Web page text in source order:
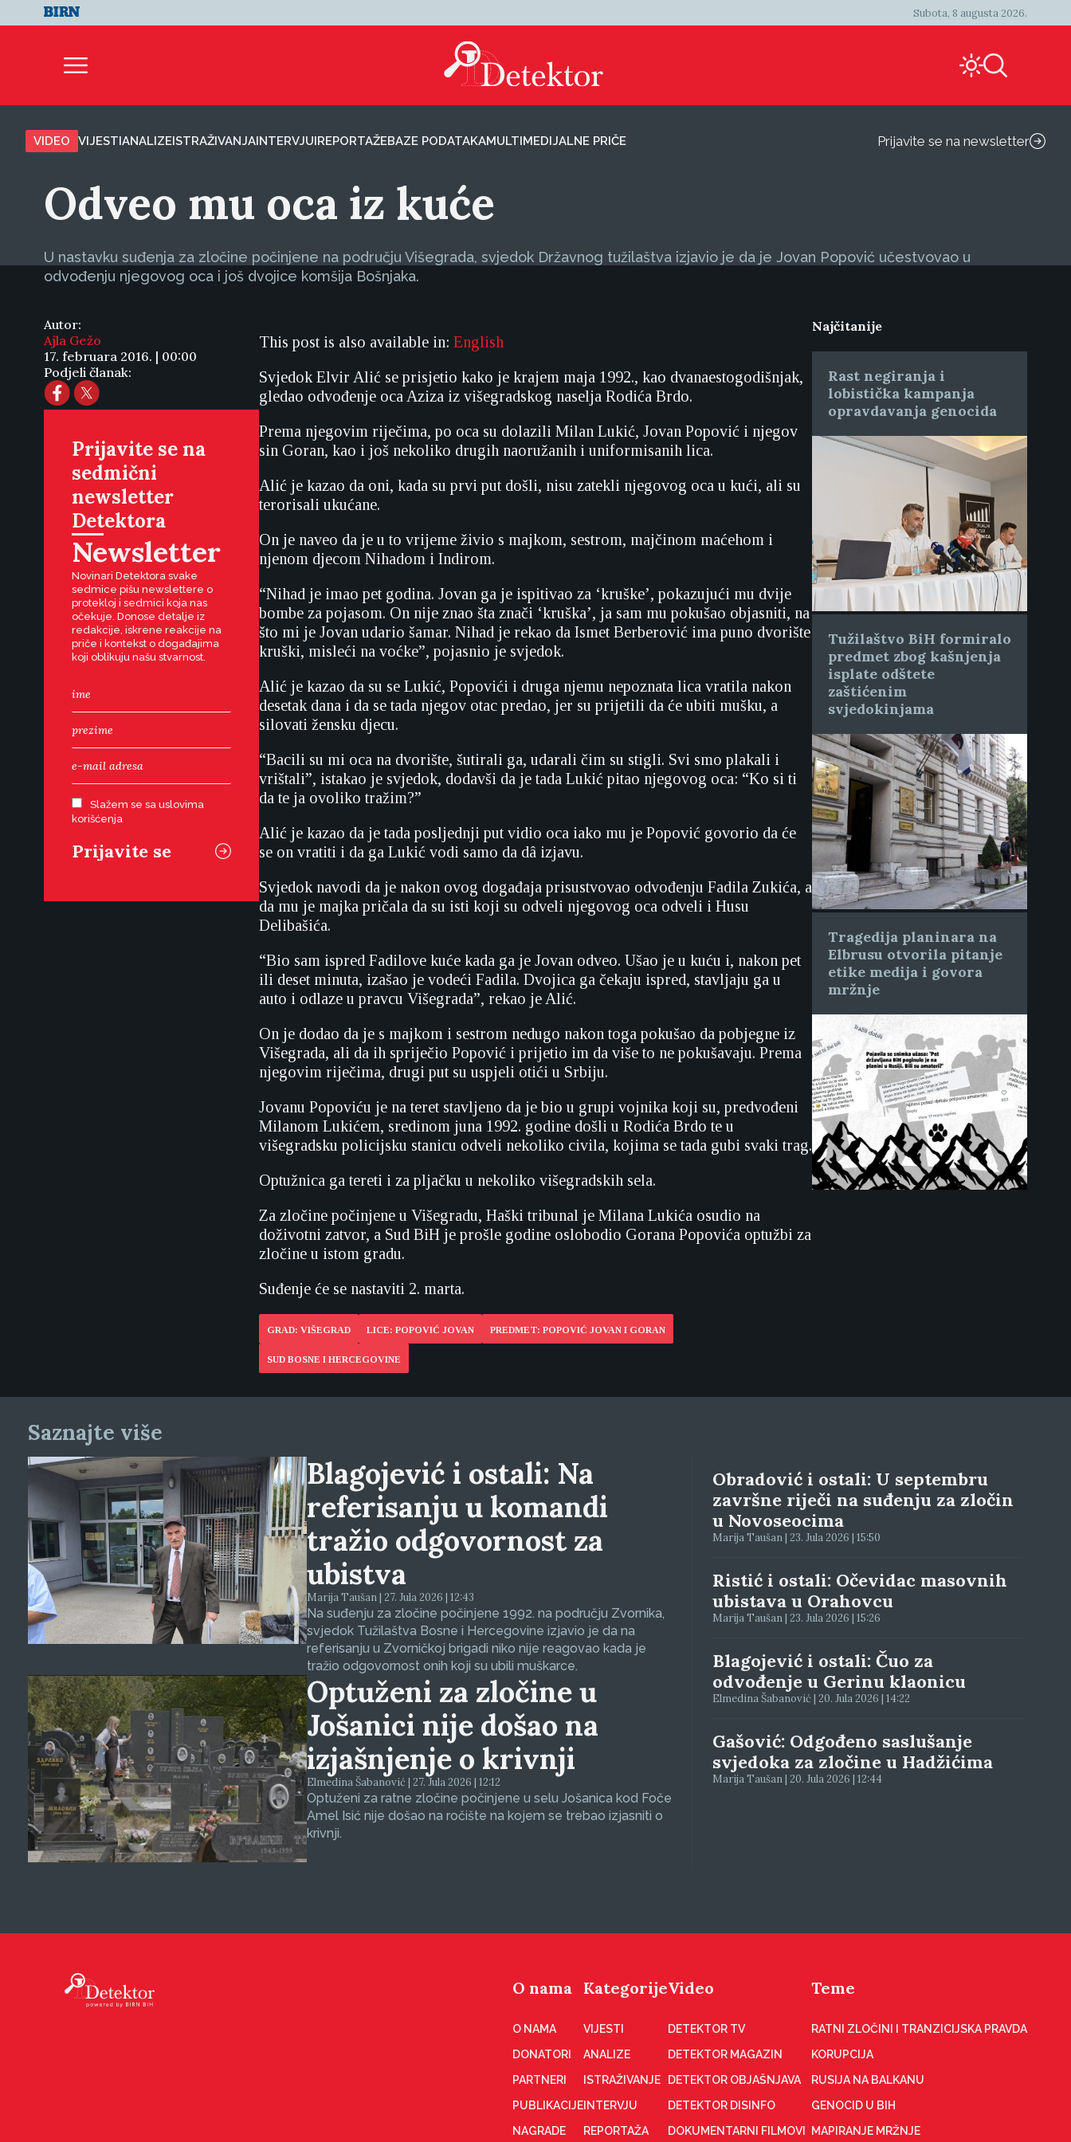
Subota, 8 augusta 2026.
VIDEO VIJESTIANALIZEISTRAŽIVANJAINTERVJUIREPORTAŽEBAZE PODATAKAMULTIMEDIJALNE PRIČE Prijavite se na newsletter
Odveo mu oca iz kuće
U nastavku suđenja za zločine počinjene na području Višegrada, svjedok Državnog tužilaštva izjavio je da je Jovan Popović učestvovao u
odvođenju njegovog oca i još dvojice komšija Bošnjaka.
Autor:
Ajla Gežo
17. februara 2016. | 00:00
Podjeli članak:
Prijavite se na
sedmični
newsletter
Detektora
Newsletter
Novinari Detektora svake
sedmice pišu newslettere o
protekloj i sedmici koja nas
očekuje. Donose detalje iz
redakcije, iskrene reakcije na
priče i kontekst o događajima
koji oblikuju našu stvarnost.
Slažem se sa uslovima
korišćenja
This post is also available in: English
Svjedok Elvir Alić se prisjetio kako je krajem maja 1992., kao dvanaestogodišnjak,
gledao odvođenje oca Aziza iz višegradskog naselja Rodića Brdo.
Prema njegovim riječima, po oca su dolazili Milan Lukić, Jovan Popović i njegov
sin Goran, kao i još nekoliko drugih naoružanih i uniformisanih lica.
Alić je kazao da oni, kada su prvi put došli, nisu zatekli njegovog oca u kući, ali su
terorisali ukućane.
On je naveo da je u to vrijeme živio s majkom, sestrom, majčinom maćehom i
njenom djecom Nihadom i Indirom.
“Nihad je imao pet godina. Jovan ga je ispitivao za ‘kruške’, pokazujući mu dvije
bombe za pojasom. On nije znao šta znači ‘kruška’, ja sam mu pokušao objasniti, na
što mi je Jovan udario šamar. Nihad je rekao da Ismet Berberović ima puno dvorište
kruški, misleći na voćke”, pojasnio je svjedok.
Alić je kazao da su se Lukić, Popovići i druga njemu nepoznata lica vratila nakon
desetak dana i da se tada njegov otac predao, jer su prijetili da će ubiti mušku, a
silovati žensku djecu.
“Bacili su mi oca na dvorište, šutirali ga, udarali čim su stigli. Svi smo plakali i
vrištali”, istakao je svjedok, dodavši da je tada Lukić pitao njegovog oca: “Ko si ti
da te ja ovoliko tražim?”
Alić je kazao da je tada posljednji put vidio oca iako mu je Popović govorio da će
se on vratiti i da ga Lukić vodi samo da dâ izjavu.
Svjedok navodi da je nakon ovog događaja prisustvovao odvođenju Fadila Zukića, a
da mu je majka pričala da su isti koji su odveli njegovog oca odveli i Husu
Delibašića.
“Bio sam ispred Fadilove kuće kada ga je Jovan odveo. Ušao je u kuću i, nakon pet
ili deset minuta, izašao je vodeći Fadila. Dvojica ga čekaju ispred, stavljaju ga u
auto i odlaze u pravcu Višegrada”, rekao je Alić.
On je dodao da je s majkom i sestrom nedugo nakon toga pokušao da pobjegne iz
Višegrada, ali da ih spriječio Popović i prijetio im da više to ne pokušavaju. Prema
njegovim riječima, drugi put su uspjeli otići u Srbiju.
Jovanu Popoviću je na teret stavljeno da je bio u grupi vojnika koji su, predvođeni
Milanom Lukićem, sredinom juna 1992. godine došli u Rodića Brdo te u
višegradsku policijsku stanicu odveli nekoliko civila, kojima se tada gubi svaki trag.
Optužnica ga tereti i za pljačku u nekoliko višegradskih sela.
Za zločine počinjene u Višegradu, Haški tribunal je Milana Lukića osudio na
doživotni zatvor, a Sud BiH je prošle godine oslobodio Gorana Popovića optužbi za
zločine u istom gradu.
Suđenje će se nastaviti 2. marta.
GRAD: VIŠEGRAD LICE: POPOVIĆ JOVAN PREDMET: POPOVIĆ JOVAN I GORAN
SUD BOSNE I HERCEGOVINE
Najčitanije
Rast negiranja i
lobistička kampanja
opravdavanja genocida
Tužilaštvo BiH formiralo
predmet zbog kašnjenja
isplate odštete
zaštićenim
svjedokinjama
Tragedija planinara na
Elbrusu otvorila pitanje
etike medija i govora
mržnje
Saznajte više
Blagojević i ostali: Na
referisanju u komandi
tražio odgovornost za
ubistva
Marija Taušan | 27. Jula 2026 | 12:43
Na suđenju za zločine počinjene 1992. na području Zvornika,
svjedok Tužilaštva Bosne i Hercegovine izjavio je da na
referisanju u Zvorničkoj brigadi niko nije reagovao kada je
tražio odgovornost onih koji su ubili muškarce.
Optuženi za zločine u
Jošanici nije došao na
izjašnjenje o krivnji
Elmedina Šabanović | 27. Jula 2026 | 12:12
Optuženi za ratne zločine počinjene u selu Jošanica kod Foče
Amel Isić nije došao na ročište na kojem se trebao izjasniti o
krivnji.
Obradović i ostali: U septembru
završne riječi na suđenju za zločin
u Novoseocima
Marija Taušan | 23. Jula 2026 | 15:50
Ristić i ostali: Očevidac masovnih
ubistava u Orahovcu
Marija Taušan | 23. Jula 2026 | 15:26
Blagojević i ostali: Čuo za
odvođenje u Gerinu klaonicu
Elmedina Šabanović | 20. Jula 2026 | 14:22
Gašović: Odgođeno saslušanje
svjedoka za zločine u Hadžićima
Marija Taušan | 20. Jula 2026 | 12:44
O nama
O NAMA
DONATORI
PARTNERI
PUBLIKACIJE
NAGRADE
Kategorije
VIJESTI
ANALIZE
ISTRAŽIVANJE
INTERVJU
REPORTAŽA
Video
DETEKTOR TV
DETEKTOR MAGAZIN
DETEKTOR OBJAŠNJAVA
DETEKTOR DISINFO
DOKUMENTARNI FILMOVI
Teme
RATNI ZLOČINI I TRANZICIJSKA PRAVDA
KORUPCIJA
RUSIJA NA BALKANU
GENOCID U BIH
MAPIRANJE MRŽNJE